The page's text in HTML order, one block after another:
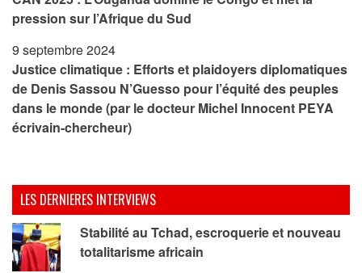
pression sur l’Afrique du Sud
9 septembre 2024
Justice climatique : Efforts et plaidoyers diplomatiques
de Denis Sassou N’Guesso pour l’équité des peuples
dans le monde (par le docteur Michel Innocent PEYA
écrivain-chercheur)
LES DERNIERES INTERVIEWS
Stabilité au Tchad, escroquerie et nouveau
totalitarisme africain